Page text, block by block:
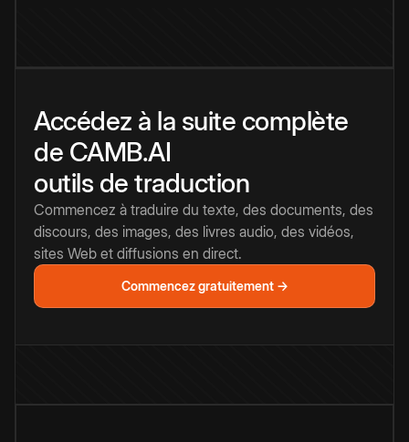
Accédez à la suite complète
de CAMB.AI
outils de traduction
Commencez à traduire du texte, des documents, des
discours, des images, des livres audio, des vidéos,
sites Web et diffusions en direct.
Commencez gratuitement →